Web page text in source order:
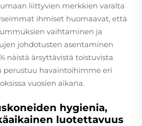
liittyvien merkkien varalta
ihmiset huomaavat, että
vaihtaminen ja
johdotusten asentaminen
näistä ärsyttävistä toistuvista
perustuu havaintoihimme eri
vuosien aikana.
hygienia,
luotettavuus